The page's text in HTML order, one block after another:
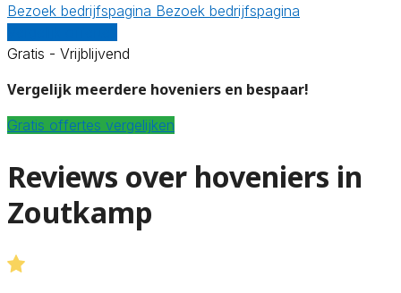
Bezoek bedrijfspagina Bezoek bedrijfspagina
Gratis - Vrijblijvend
Vergelijk meerdere hoveniers en bespaar!
Gratis offertes vergelijken
Reviews over hoveniers in
Zoutkamp